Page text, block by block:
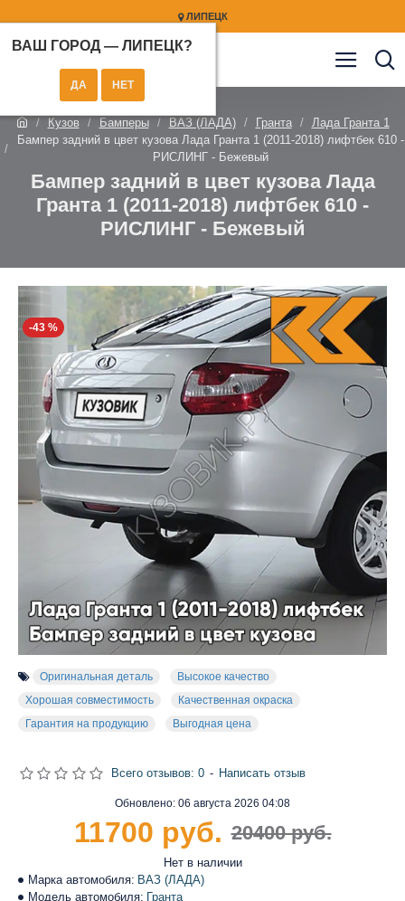
ЛИПЕЦК
ВАШ ГОРОД — ЛИПЕЦК?
Кузов Бамперы ВАЗ (ЛАДА) Гранта
Лада Гранта 1
Бампер задний в цвет кузова Лада Гранта 1 (2011-2018) лифтбек 610 -
РИСЛИНГ - Бежевый
Бампер задний в цвет кузова Лада
Гранта 1 (2011-2018) лифтбек 610 -
РИСЛИНГ - Бежевый
-43 %
Оригинальная деталь
Высокое качество
Хорошая совместимость
Качественная окраска
Гарантия на продукцию
Выгодная цена
Марка автомобиля: ВАЗ (ЛАДА)
Модель автомобиля: Гранта
Обновлено: 06 августа 2026 04:08
Нет в наличии
Всего отзывов: 0 - Написать отзыв
20400 руб.
11700 руб.